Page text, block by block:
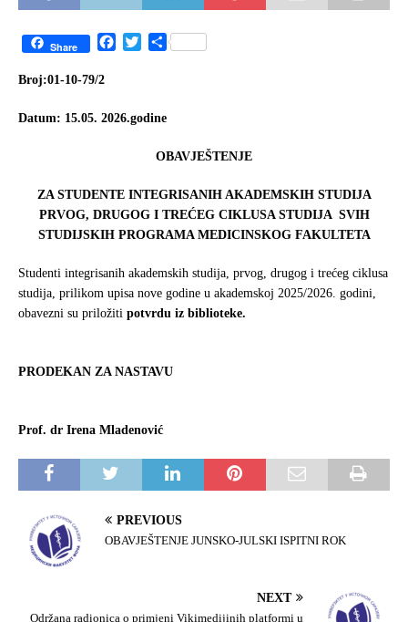
Share
b
t
S
Broj:01-10-79/2
Datum: 15.05. 2026.godine
OBAVJEŠTENJE
ZA STUDENTE INTEGRISANIH AKADEMSKIH STUDIJA
PRVOG, DRUGOG I TREĆEG CIKLUSA STUDIJA SVIH
STUDIJSKIH PROGRAMA MEDICINSKOG FAKULTETA
Studenti integrisanih akademskih studija, prvog, drugog i trećeg ciklusa
studija, prilikom upisa nove godine u akademskoj 2025/2026. godini,
obavezni su priložiti potvrdu iz biblioteke.
PRODEKAN ZA NASTAVU
Prof. dr Irena Mladenović
PREVIOUS
OBAVJEŠTENJE JUNSKO-JULSKI ISPITNI ROK
NEXT
Održana radionica o primjeni Vikimedijinih platformi u